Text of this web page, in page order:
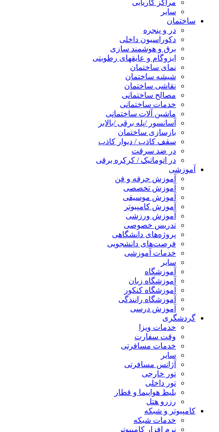
مراکز کاریابی
سایر
ساختمان
در و پنجره
دکوراسیون داخلی
برق و هوشمند سازی
ایزوگام و عایقهای رطوبتی
نمای ساختمان
شیشه ساختمان
نقاشی ساختمان
مصالح ساختمانی
خدمات ساختمانی
ماشین آلات ساختمانی
آسانسور /پله برقی /بالابر
بازسازی ساختمان
سقف کاذب / دیوار کاذب
در ضد سرقت
در اتوماتیک / کرکره برقی
آموزشی
آموزش حرفه و فن
آموزش تخصصی
آموزش موسیقی
آموزش کامپیوتر
آموزش ورزشی
تدریس خصوصی
پروژه‌های دانشگاهی
فرصت‌های دانشجویی
خدمات آموزشی
سایر
آموزشگاه
آموزشگاه زبان
آموزشگاه کنکور
آموزشگاه رانندگی
آموزش درسی
گردشگری
خدمات ویزا
وقت سفارت
خدمات مسافرتی
سایر
آژانس مسافرتی
تور خارجی
تور داخلی
بلیط هواپیما و قطار
رزرو هتل
کامپیوتر و شبکه
خدمات شبکه
نرم افزار کامپیوتر